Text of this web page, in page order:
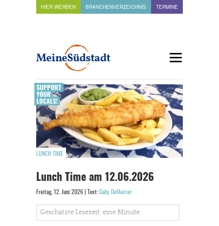
HIER WERBEN BRANCHENVERZEICHNIS TERMINE
LUNCH TIME
Lunch Time am 12.06.2026
Freitag, 12. Juni 2026 | Text: Gaby DeMuirier
Geschätzte Lesezeit: eine Minute